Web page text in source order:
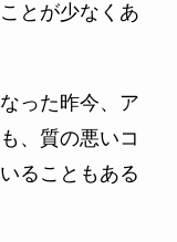
とが少なくあ
った昨今、ア
、質の悪いコ
ることもある